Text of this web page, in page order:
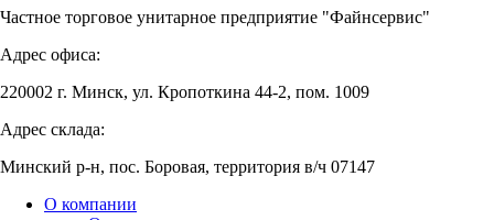
Частное торговое унитарное предприятие "Файнсервис"
Адрес офиса:
220002 г. Минск, ул. Кропоткина 44-2, пом. 1009
Адрес склада:
Минский р-н, пос. Боровая, территория в/ч 07147
О компании